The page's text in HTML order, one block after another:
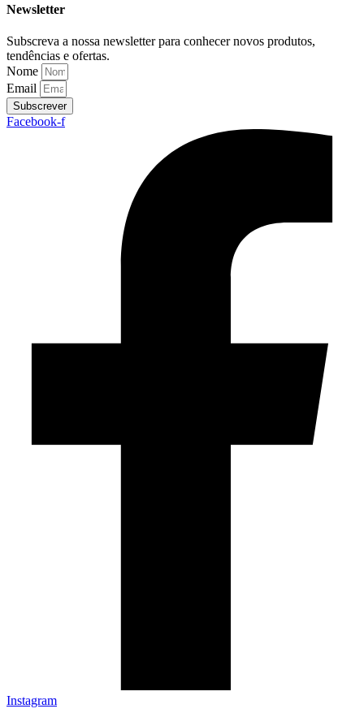
Newsletter
Subscreva a nossa newsletter para conhecer novos produtos,
tendências e ofertas.
Nome
Email
Subscrever
Facebook-f
Instagram